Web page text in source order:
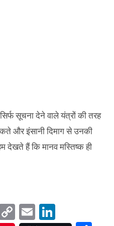
सूचना देने वाले यंत्रों की तरह
और इंसानी दिमाग से उनकी
देखते हैं कि मानव मस्तिष्क ही
C E